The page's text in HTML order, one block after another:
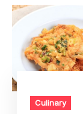
Culinary